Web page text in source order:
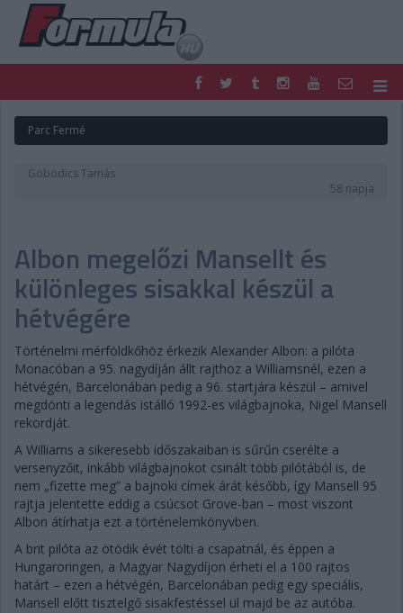
FORMULA
MOTOR
NEMZETKÖZI
DIGITÁLIS MAGAZIN
PONTÁLLÁSOK
Parc Fermé
Gobodics Tamás
58 napja
Albon megelőzi Mansellt és
különleges sisakkal készül a
hétvégére
Történelmi mérföldkőhöz érkezik Alexander Albon: a pilóta
Monacóban a 95. nagydíján állt rajthoz a Williamsnél, ezen a
hétvégén, Barcelonában pedig a 96. startjára készül – amivel
megdönti a legendás istálló 1992-es világbajnoka, Nigel Mansell
rekordját.
A Williams a sikeresebb időszakaiban is sűrűn cserélte a
versenyzőit, inkább világbajnokot csinált több pilótából is, de
nem „fizette meg” a bajnoki címek árát később, így Mansell 95
rajtja jelentette eddig a csúcsot Grove-ban – most viszont
Albon átírhatja ezt a történelemkönyvben.
A brit pilóta az ötödik évét tölti a csapatnál, és éppen a
Hungaroringen, a Magyar Nagydíjon érheti el a 100 rajtos
határt – ezen a hétvégén, Barcelonában pedig egy speciális,
Mansell előtt tisztelgő sisakfestéssel ül majd be az autóba.